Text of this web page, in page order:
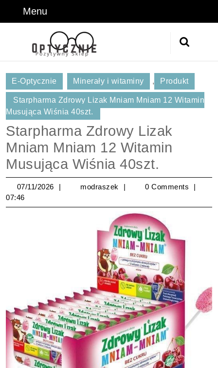
Menu
E-Optycznie Minerały i witaminy , Produkt
Starpharma Zdrowy Lizak Mniam Mniam 12 Witamin
Musująca Wiśnia 40szt.
Starpharma Zdrowy Lizak
Mniam Mniam 12 Witamin
Musująca Wiśnia 40szt.
07/11/2026 07/11/2026
modraszek modraszek
0 Comments
07:46